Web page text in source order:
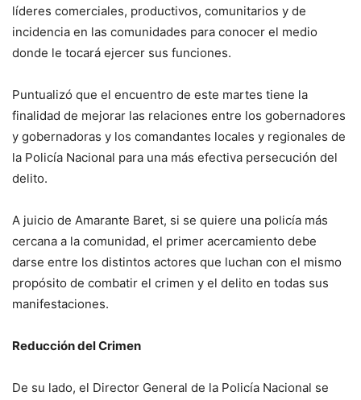
líderes comerciales, productivos, comunitarios y de
incidencia en las comunidades para conocer el medio
donde le tocará ejercer sus funciones.
Puntualizó que el encuentro de este martes tiene la
finalidad de mejorar las relaciones entre los gobernadores
y gobernadoras y los comandantes locales y regionales de
la Policía Nacional para una más efectiva persecución del
delito.
A juicio de Amarante Baret, si se quiere una policía más
cercana a la comunidad, el primer acercamiento debe
darse entre los distintos actores que luchan con el mismo
propósito de combatir el crimen y el delito en todas sus
manifestaciones.
Reducción del Crimen
De su lado, el Director General de la Policía Nacional se